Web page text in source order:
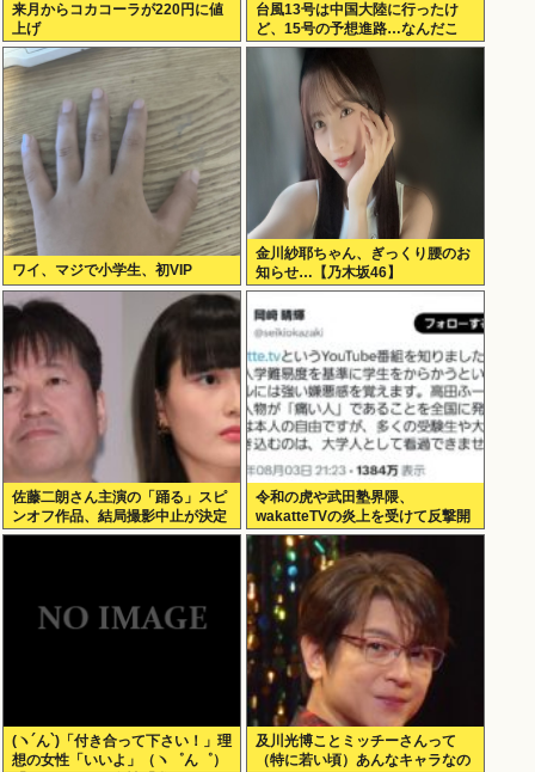
来月からコカコーラが220円に値
上げ
台風13号は中国大陸に行ったけ
ど、15号の予想進路…なんだこ
れ？
ワイ、マジで小学生、初VIP
金川紗耶ちゃん、ぎっくり腰のお
知らせ…【乃木坂46】
佐藤二朗さん主演の「踊る」スピ
ンオフ作品、結局撮影中止が決定
www
令和の虎や武田塾界隈、
wakatteTVの炎上を受けて反撃開
始
(ヽ´ん`)「付き合って下さい！」理
想の女性「いいよ」（ヽ゜ん゜）
及川光博ことミッチーさんって
（特に若い頃）あんなキャラなの